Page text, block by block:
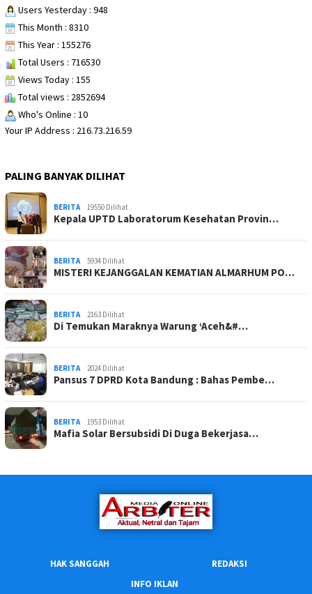
Users Yesterday : 948
This Month : 8310
This Year : 155276
Total Users : 716530
Views Today : 155
Total views : 2852694
Who's Online : 10
Your IP Address : 216.73.216.59
PALING BANYAK DILIHAT
BERITA 19550 Dilihat
Kepala UPTD Laboratorum Kesehatan Provin…
BERITA 5934 Dilihat
MISTERI KEJANGGALAN KEMATIAN ALMARHUM PO…
BERITA 2163 Dilihat
Di Temukan Maraknya Warung ‘Aceh&#…
BERITA 2024 Dilihat
Pansus 7 DPRD Kota Bandung : Bahas Pembe…
BERITA 1953 Dilihat
Mafia Solar Bersubsidi Di Duga Bekerjasa…
HAK SANGGAH
REDAKSI
INFO IKLAN